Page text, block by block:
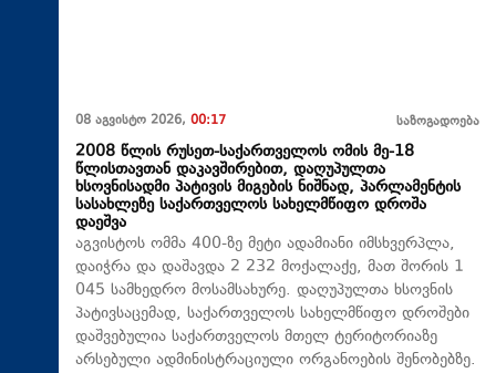
08 აგვისტო 2026, 00:17 საზოგადოება
2008 წლის რუსეთ-საქართველოს ომის მე-18
წლისთავთან დაკავშირებით, დაღუპულთა
ხსოვნისადმი პატივის მიგების ნიშნად, პარლამენტის
სასახლეზე საქართველოს სახელმწიფო დროშა
დაეშვა
აგვისტოს ომმა 400-ზე მეტი ადამიანი იმსხვერპლა,
დაიჭრა და დაშავდა 2 232 მოქალაქე, მათ შორის 1
045 სამხედრო მოსამსახურე. დაღუპულთა ხსოვნის
პატივსაცემად, საქართველოს სახელმწიფო დროშები
დაშვებულია საქართველოს მთელ ტერიტორიაზე
არსებული ადმინისტრაციული ორგანოების შენობებზე.